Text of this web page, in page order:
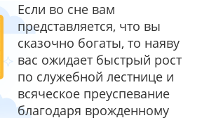
Если во сне вам
представляется, что вы
сказочно богаты, то наяву
вас ожидает быстрый рост
по служебной лестнице и
всяческое преуспевание
благодаря врожденному